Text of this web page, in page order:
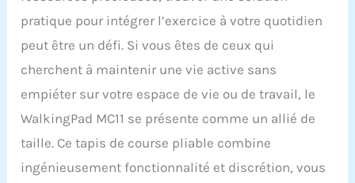
pratique pour intégrer l’exercice à votre quotidien
peut être un défi. Si vous êtes de ceux qui
cherchent à maintenir une vie active sans
empiéter sur votre espace de vie ou de travail, le
WalkingPad MC11 se présente comme un allié de
taille. Ce tapis de course pliable combine
ingénieusement fonctionnalité et discrétion, vous